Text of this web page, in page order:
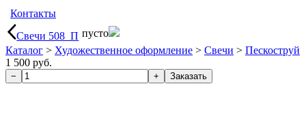
Контакты
Свечи 508_П пусто
Каталог > Художественное оформление > Свечи > Пескоструй
1 500 руб.